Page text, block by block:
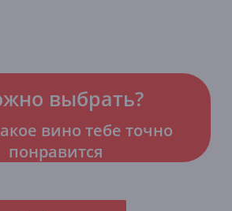
выбрать?
вино тебе точно
понравится